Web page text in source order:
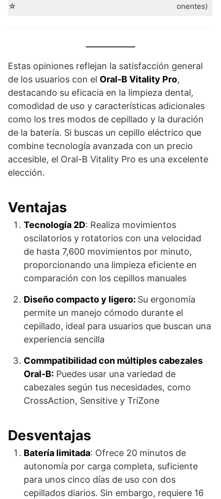
☆
onentes)
Estas opiniones reflejan la satisfacción general
de los usuarios con el Oral-B Vitality Pro,
destacando su eficacia en la limpieza dental,
comodidad de uso y características adicionales
como los tres modos de cepillado y la duración
de la batería. Si buscas un cepillo eléctrico que
combine tecnología avanzada con un precio
accesible, el Oral-B Vitality Pro es una excelente
elección.
Ventajas
Tecnología 2D: Realiza movimientos
oscilatorios y rotatorios con una velocidad
de hasta 7,600 movimientos por minuto,
proporcionando una limpieza eficiente en
comparación con los cepillos manuales​
Diseño compacto y ligero: Su ergonomía
permite un manejo cómodo durante el
cepillado, ideal para usuarios que buscan una
experiencia sencilla
Commpatibilidad con múltiples cabezales
Oral-B: Puedes usar una variedad de
cabezales según tus necesidades, como
CrossAction, Sensitive y TriZone
Desventajas
Batería limitada: Ofrece 20 minutos de
autonomía por carga completa, suficiente
para unos cinco días de uso con dos
cepillados diarios. Sin embargo, requiere 16